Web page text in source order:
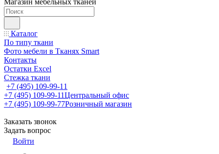
Магазин мебельных тканей
Каталог
По типу ткани
Фото мебели в Тканях Smart
Контакты
Остатки Excel
Стежка ткани
+7 (495) 109-99-11
+7 (495) 109-99-11Центральный офис
+7 (495) 109-99-77Розничный магазин
Заказать звонок
Задать вопрос
Войти